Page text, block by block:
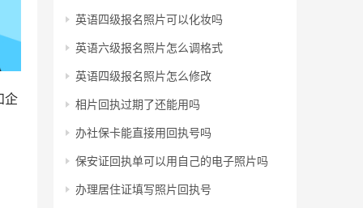
企
英语四级报名照片可以化妆吗
英语六级报名照片怎么调格式
英语四级报名照片怎么修改
相片回执过期了还能用吗
办社保卡能直接用回执号吗
保安证回执单可以用自己的电子照片吗
办理居住证填写照片回执号